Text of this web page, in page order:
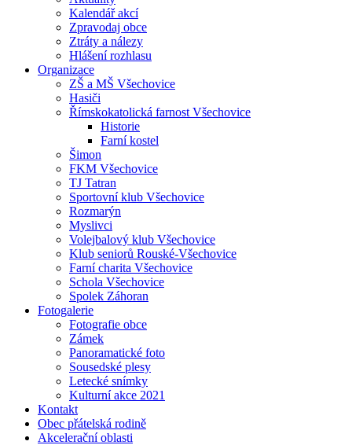
Kalendář akcí
Zpravodaj obce
Ztráty a nálezy
Hlášení rozhlasu
Organizace
ZŠ a MŠ Všechovice
Hasiči
Římskokatolická farnost Všechovice
Historie
Farní kostel
Šimon
FKM Všechovice
TJ Tatran
Sportovní klub Všechovice
Rozmarýn
Myslivci
Volejbalový klub Všechovice
Klub seniorů Rouské-Všechovice
Farní charita Všechovice
Schola Všechovice
Spolek Záhoran
Fotogalerie
Fotografie obce
Zámek
Panoramatické foto
Sousedské plesy
Letecké snímky
Kulturní akce 2021
Kontakt
Obec přátelská rodině
Akcelerační oblasti